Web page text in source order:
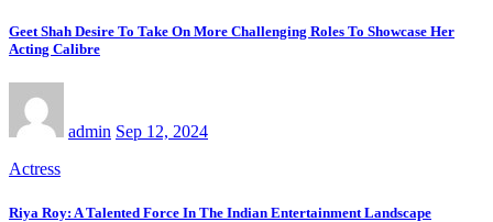
Geet Shah Desire To Take On More Challenging Roles To Showcase Her
Acting Calibre
admin Sep 12, 2024
Actress
Riya Roy: A Talented Force In The Indian Entertainment Landscape